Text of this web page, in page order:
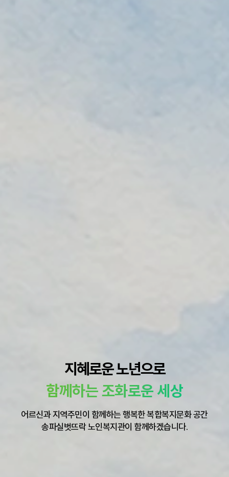
지혜로운 노년으로
함께하는 조화로운 세상
어르신과 지역주민이 함께하는 행복한 복합복지문화 공간
송파실벗뜨락 노인복지관이 함께하겠습니다.